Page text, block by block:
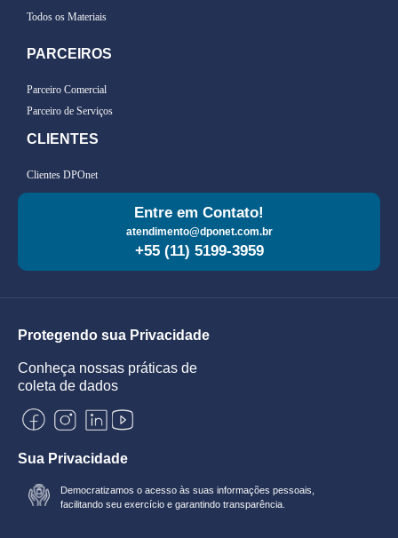
Todos os Materiais
PARCEIROS
Parceiro Comercial
Parceiro de Serviços
CLIENTES
Clientes DPOnet
Entre em Contato!
atendimento@dponet.com.br
+55 (11) 5199-3959
Protegendo sua Privacidade
Conheça nossas práticas de
coleta de dados
Sua Privacidade
Democratizamos o acesso às suas informações pessoais,
facilitando seu exercício e garantindo transparência.